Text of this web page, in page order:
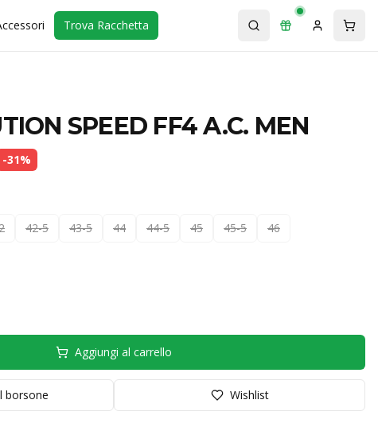
Trova Racchetta
SPEED FF4 A.C. MEN
-31%
42-5 43-5 44 44-5 45 45-5 46
Aggiungi al carrello
borsone Wishlist